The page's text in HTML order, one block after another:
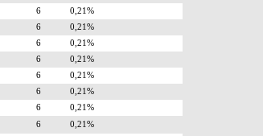
6
0,21%
6
0,21%
6
0,21%
6
0,21%
6
0,21%
6
0,21%
6
0,21%
6
0,21%